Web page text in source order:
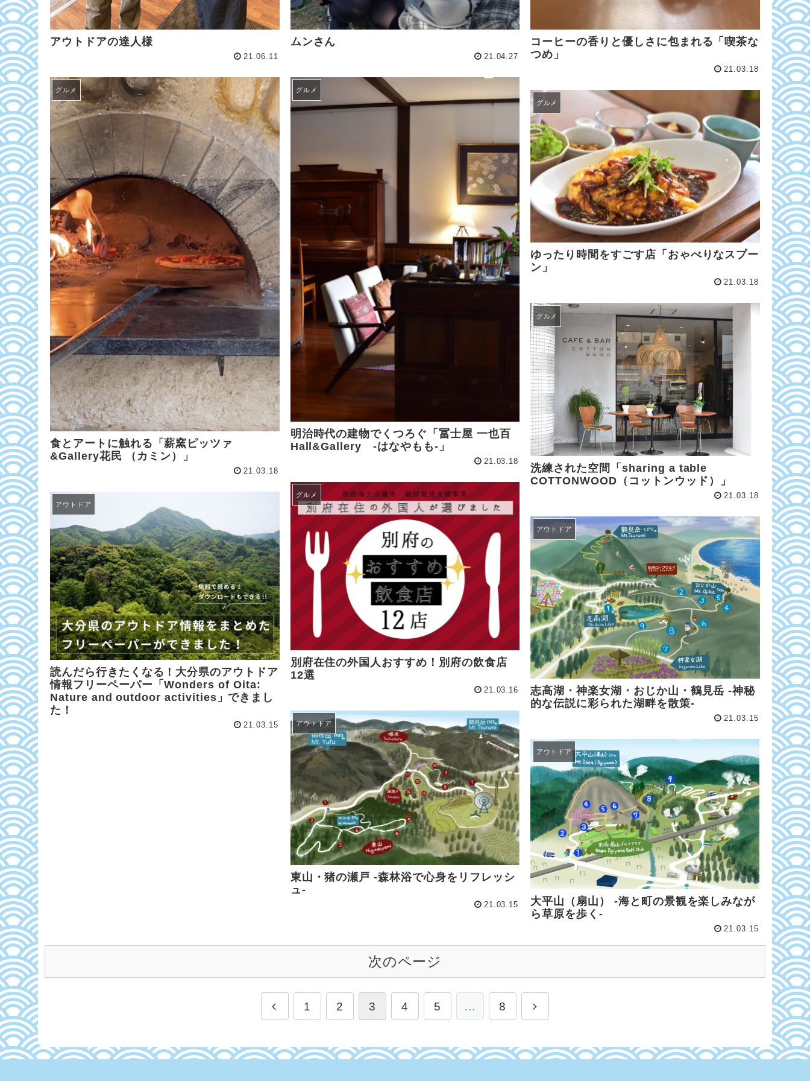
アウトドアの達人様
21.06.11
ムンさん
21.04.27
コーヒーの香りと優しさに包まれる「喫茶な
つめ」
21.03.18
グルメ
食とアートに触れる「薪窯ピッツァ
&Gallery花民 （カミン）」
21.03.18
グルメ
明治時代の建物でくつろぐ「冨士屋 一也百
Hall&Gallery -はなやもも-」
21.03.18
グルメ
ゆったり時間をすごす店「おゃべりなスプー
ン」
21.03.18
グルメ
洗練された空間「sharing a table
COTTONWOOD（コットンウッド）」
21.03.18
グルメ
別府在住の外国人おすすめ！別府の飲食店
12選
21.03.16
アウトドア
読んだら行きたくなる！大分県のアウトドア
情報フリーペーパー「Wonders of Oita:
Nature and outdoor activities」できまし
た！
21.03.15
アウトドア
志高湖・神楽女湖・おじか山・鶴見岳 -神秘
的な伝説に彩られた湖畔を散策-
21.03.15
アウトドア
東山・猪の瀬戸 -森林浴で心身をリフレッシ
ュ-
21.03.15
アウトドア
大平山（扇山） -海と町の景観を楽しみなが
ら草原を歩く-
21.03.15
次のページ
1 2 3 4 5 … 8